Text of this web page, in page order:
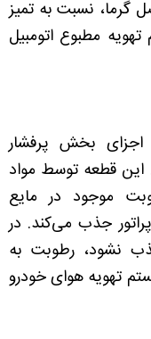
گرما، نسبت به تمیز
مطبوع اتومبیل
اجزای بخش پرفشار
قطعه توسط مواد
موجود در مایع
جذب می‌کند. در
نشود، رطوبت به
تهویه هوای خودرو